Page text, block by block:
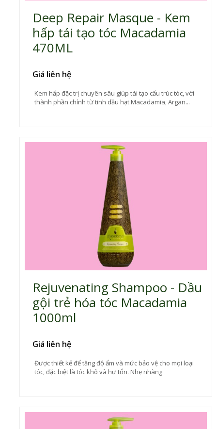
Deep Repair Masque - Kem
hấp tái tạo tóc Macadamia
470ML
Giá liên hệ
Kem hấp đặc trị chuyên sâu giúp tái tạo cấu trúc tóc, với
thành phần chính từ tinh dầu hạt Macadamia, Argan...
Rejuvenating Shampoo - Dầu
gội trẻ hóa tóc Macadamia
1000ml
Giá liên hệ
Được thiết kế để tăng độ ẩm và mức bảo vệ cho mọi loại
tóc, đặc biệt là tóc khô và hư tổn. Nhẹ nhàng